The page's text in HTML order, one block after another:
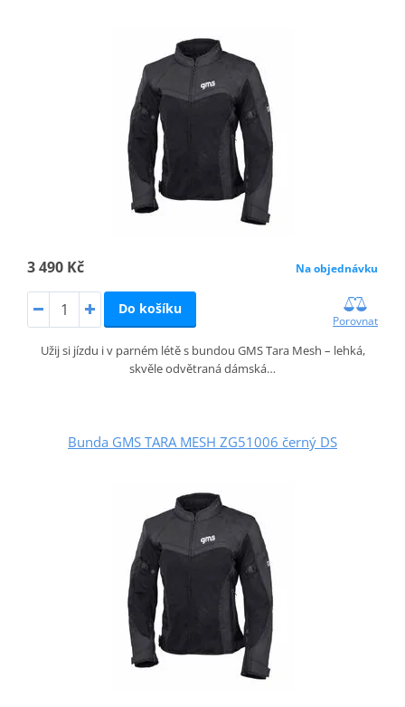
3 490 Kč Na objednávku
Do košíku
Porovnat
Užij si jízdu i v parném létě s bundou GMS Tara Mesh – lehká,
skvěle odvětraná dámská…
Bunda GMS TARA MESH ZG51006 černý DS